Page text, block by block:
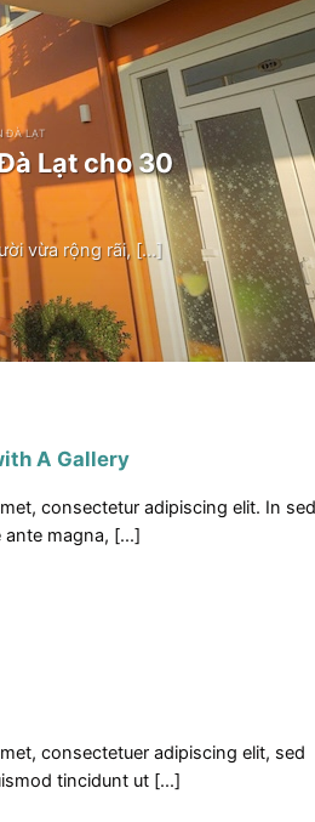
ĐÀ LẠT
Lạt cho 30
vừa rộng rãi, [...]
A Gallery
consectetur adipiscing elit. In sed
ante magna, [...]
consectetuer adipiscing elit, sed
tincidunt ut [...]